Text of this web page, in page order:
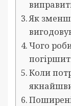
Як
Чого
Коли